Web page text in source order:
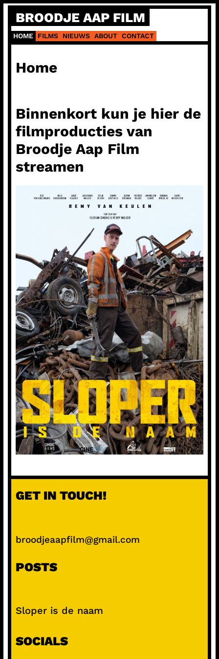
naar
de
inhoud
BROODJE AAP FILM
HOME FILMS NIEUWS ABOUT CONTACT
Home
Binnenkort kun je hier de
filmproducties van
Broodje Aap Film
streamen
GET IN TOUCH!
broodjeaapfilm@gmail.com
POSTS
Sloper is de naam
SOCIALS